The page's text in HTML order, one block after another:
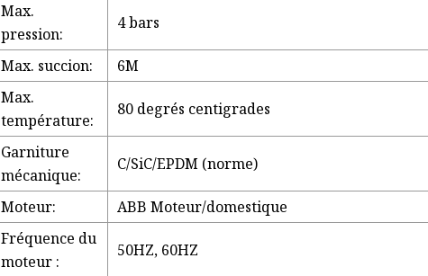
Max.
pression:
4 bars
Max. succion:
6M
Max.
température:
80 degrés centigrades
Garniture
mécanique:
C/SiC/EPDM (norme)
Moteur:
ABB Moteur/domestique
Fréquence du
moteur :
50HZ, 60HZ